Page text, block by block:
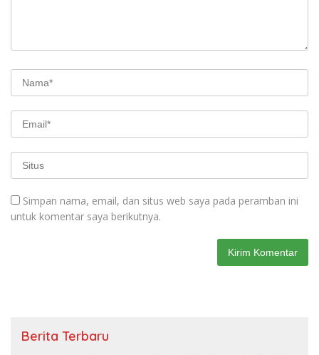
Simpan nama, email, dan situs web saya pada peramban ini
untuk komentar saya berikutnya.
Berita Terbaru